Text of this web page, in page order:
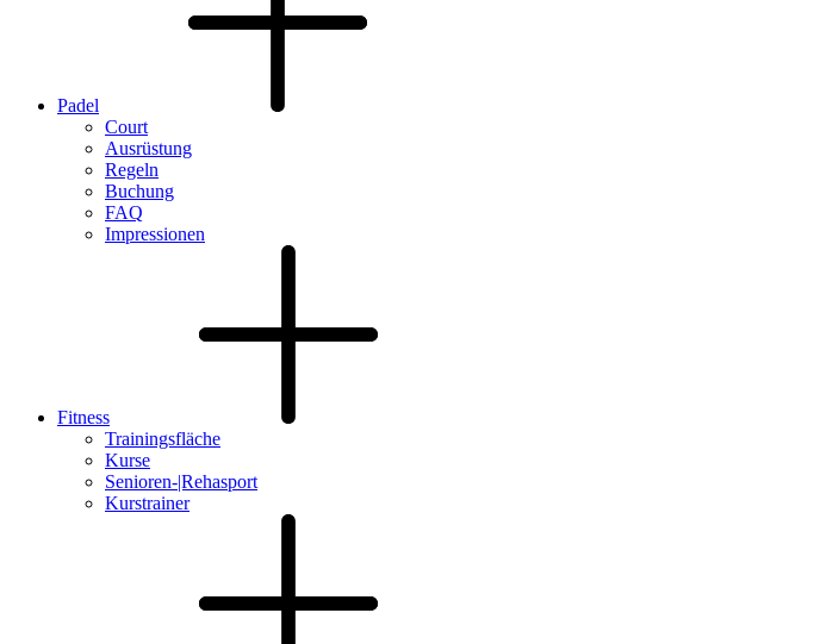
Padel
Court
Ausrüstung
Regeln
Buchung
FAQ
Impressionen
Fitness
Trainingsfläche
Kurse
Senioren-|Rehasport
Kurstrainer